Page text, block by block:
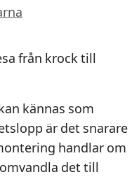
kännas som
är det snarare
handlar om
det till